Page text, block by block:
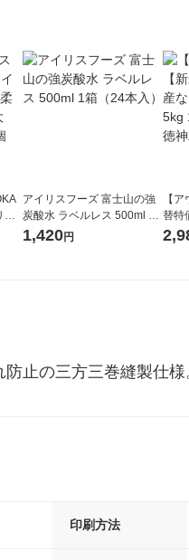
リ
超
アイリスフーズ 富士山の強
炭酸水 ラベルレス 500ml 1
箱（24本入）
1,420円
【
替特
し 無
止の三方三巻縫製仕様
印刷方法